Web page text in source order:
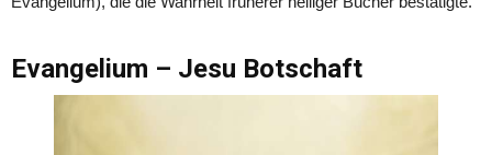
Evangelium – Jesu Botschaft